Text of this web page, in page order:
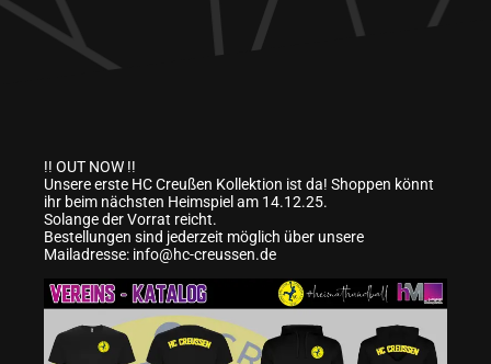
!! OUT NOW !!
Unsere erste HC Creußen Kollektion ist da! Shoppen könnt
ihr beim nächsten Heimspiel am 14.12.25.
Solange der Vorrat reicht.
Bestellungen sind jederzeit möglich über unsere
Mailadresse: info@hc-creussen.de